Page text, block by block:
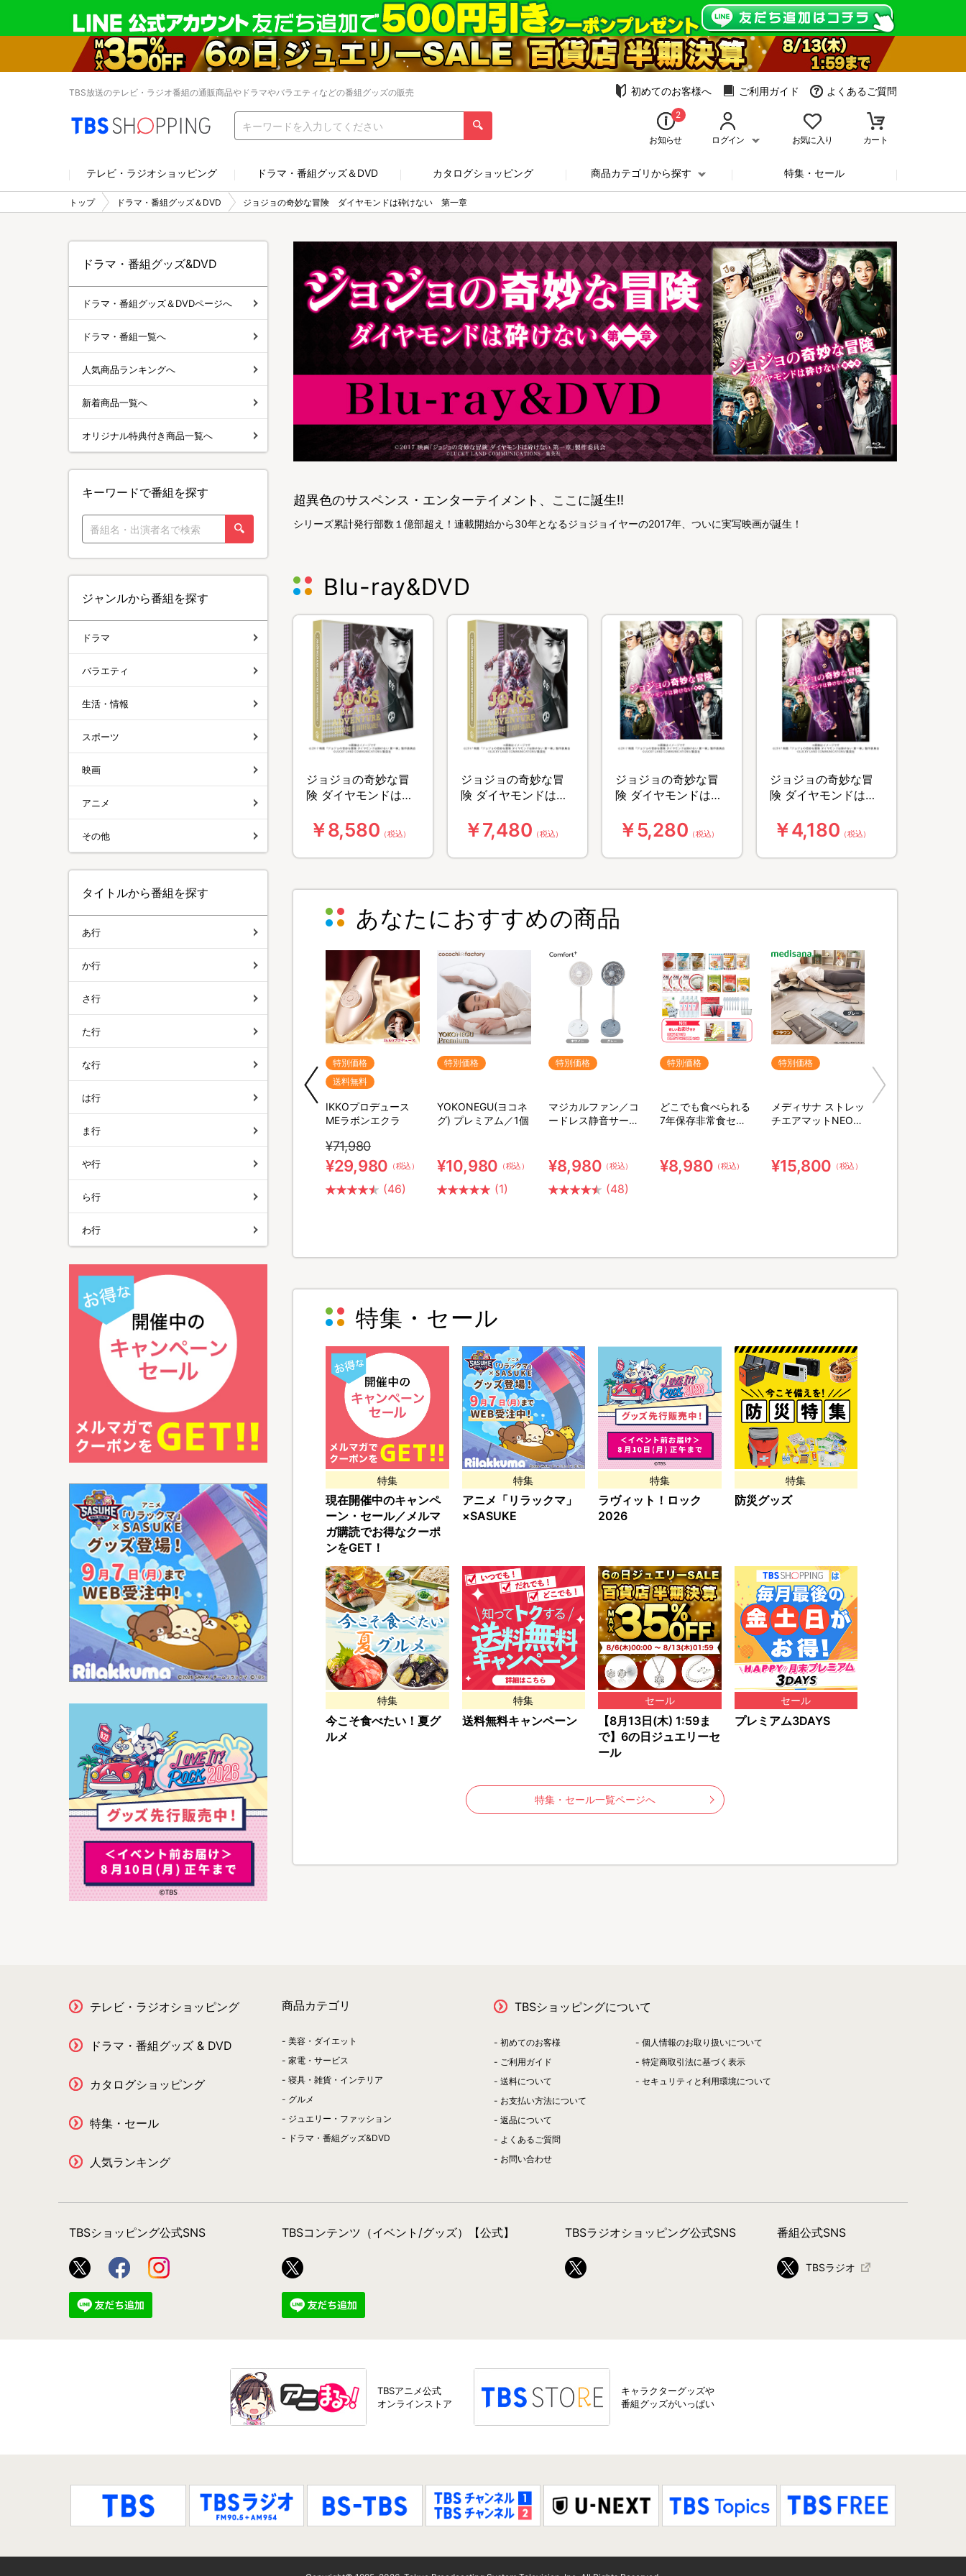
TBS放送のテレビ・ラジオ番組の通販商品やドラマやバラエティなどの番組グッズの販売 初めてのお客様へ ご利用ガイド よくあるご質問
2
お知らせ ログイン お気に入り カート
テレビ・ラジオショッピング ドラマ・番組グッズ＆DVD カタログショッピング 商品カテゴリから探す 特集・セール
トップ ドラマ・番組グッズ＆DVD ジョジョの奇妙な冒険 ダイヤモンドは砕けない 第一章
超異色のサスペンス・エンターテイメント、ここに誕生!!
シリーズ累計発行部数１億部超え！連載開始から30年となるジョジョイヤーの2017年、ついに実写映画が誕生！
Blu-ray&DVD
ジョジョの奇妙な冒
険 ダイヤモンドは砕
ray コレクターズ・エ
ディション（3枚組）
￥8,580 （税込）
ジョジョの奇妙な冒
険 ダイヤモンドは砕
コレクターズ・エデ
ィション（3枚組）
￥7,480 （税込）
ジョジョの奇妙な冒
険 ダイヤモンドは砕
ray スタンダード・エ
ディション
￥5,280 （税込）
ジョジョの奇妙な冒
険 ダイヤモンドは砕
スタンダード・エデ
ィション
￥4,180 （税込）
あなたにおすすめの商品
ィサナ ストレッ
（税込）
¥13,960
特別価格
送料無料
¥50,980
¥39,980
特別価格
送料無料
IKKOプロデュース
MEラボンエクラ
¥71,980
¥29,980 （税込）
(46)
特別価格
YOKONEGU(ヨコネ
グ) プレミアム／1個
¥10,980 （税込）
(1)
特別価格
マジカルファン／コ
ードレス静音サーキ
¥8,980 （税込）
(48)
特別価格
どこでも食べられる
7年保存非常食セッ
茶&口腔ケア用ウェ
ット綿棒
¥8,980 （税込）
特別価格
メディサナ ストレッ
チエアマットNEO／
¥15,800 （税込）
特集・セール
特集
現在開催中のキャンペ
ーン・セール／メルマ
ガ購読でお得なクーポ
ンをGET！
特集
アニメ「リラックマ」
×SASUKE
特集
ラヴィット！ロック
2026
特集
防災グッズ
特集
今こそ食べたい！夏グ
ルメ
特集
送料無料キャンペーン
セール
【8月13日(木) 1:59ま
で】6の日ジュエリーセ
ール
セール
プレミアム3DAYS
特集・セール一覧ページへ
ドラマ・番組グッズ&DVD
ドラマ・番組グッズ＆DVDページへ
ドラマ・番組一覧へ
人気商品ランキングへ
新着商品一覧へ
オリジナル特典付き商品一覧へ
キーワードで番組を探す
ジャンルから番組を探す
ドラマ
バラエティ
生活・情報
スポーツ
映画
アニメ
その他
タイトルから番組を探す
あ行
か行
さ行
た行
な行
は行
ま行
や行
ら行
わ行
テレビ・ラジオショッピング
ドラマ・番組グッズ & DVD
カタログショッピング
特集・セール
人気ランキング
商品カテゴリ
美容・ダイエット
家電・サービス
寝具・雑貨・インテリア
グルメ
ジュエリー・ファッション
ドラマ・番組グッズ&DVD
TBSショッピングについて
初めてのお客様
ご利用ガイド
送料について
お支払い方法について
返品について
よくあるご質問
お問い合わせ
個人情報のお取り扱いについて
特定商取引法に基づく表示
セキュリティと利用環境について
TBSショッピング公式SNS TBSコンテンツ（イベント/グッズ）【公式】 TBSラジオショッピング公式SNS 番組公式SNS
TBSラジオ
TBSアニメ公式
オンラインストア
キャラクターグッズや
番組グッズがいっぱい